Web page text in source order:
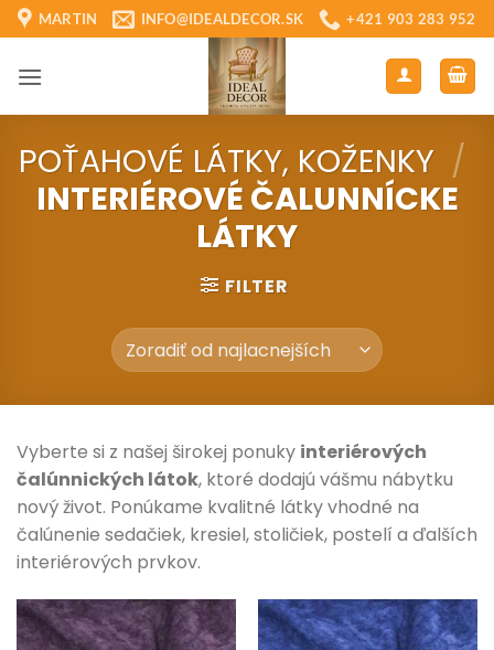
Skip
to
content
MARTIN INFO@IDEALDECOR.SK +421 903 283 952
POŤAHOVÉ LÁTKY, KOŽENKY /
INTERIÉROVÉ ČALUNNÍCKE
LÁTKY
FILTER
Vyberte si z našej širokej ponuky interiérových
čalúnnických látok, ktoré dodajú vášmu nábytku
nový život. Ponúkame kvalitné látky vhodné na
čalúnenie sedačiek, kresiel, stoličiek, postelí a ďalších
interiérových prvkov.